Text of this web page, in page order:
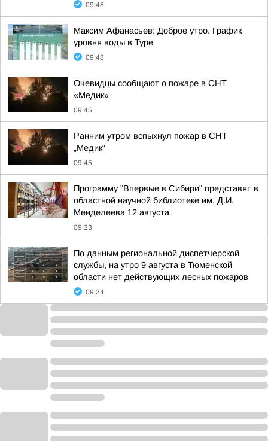
09:48
Максим Афанасьев: Доброе утро. График
уровня воды в Туре
09:48
Очевидцы сообщают о пожаре в СНТ
«Медик»
09:45
Ранним утром вспыхнул пожар в СНТ
„Медик“
09:45
Программу "Впервые в Сибири" представят в
областной научной библиотеке им. Д.И.
Менделеева 12 августа
09:33
По данным региональной диспетчерской
службы, на утро 9 августа в Тюменской
области нет действующих лесных пожаров
09:24